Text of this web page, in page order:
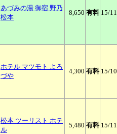
あづみの湯 御宿 野乃
松本
8,650 有料 15/11
ホテル マツモト よろ
づや
4,300 有料 15/10
松本 ツーリスト ホテ
ル
5,480 有料 15/11